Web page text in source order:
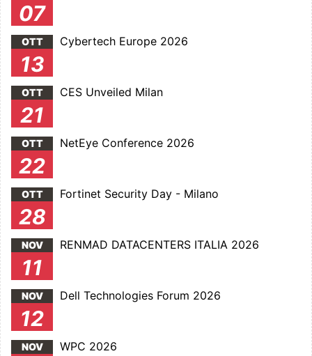
07
OTT
13
Cybertech Europe 2026
OTT
21
CES Unveiled Milan
OTT
22
NetEye Conference 2026
OTT
28
Fortinet Security Day - Milano
NOV
11
RENMAD DATACENTERS ITALIA 2026
NOV
12
Dell Technologies Forum 2026
NOV WPC 2026